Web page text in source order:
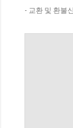
- 교환 및 환불